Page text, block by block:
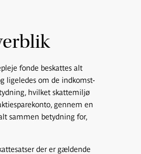
fonde beskattes alt
ligeledes om de indkomst-
hvilket skattemiljø
gennem en
sammen betydning for,
der er gældende